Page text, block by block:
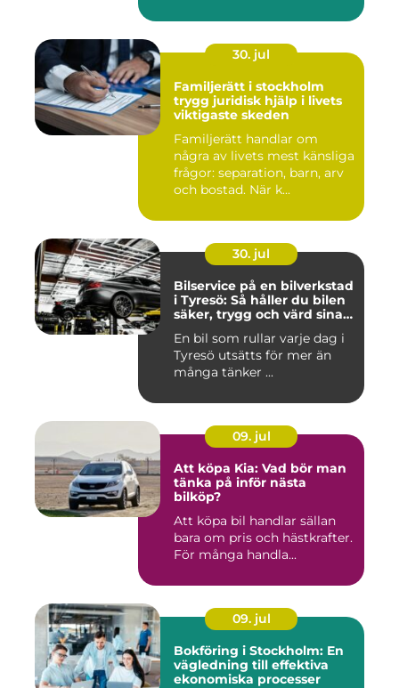
30. jul
Familjerätt i stockholm
trygg juridisk hjälp i livets
viktigaste skeden
Familjerätt handlar om
några av livets mest känsliga
frågor: separation, barn, arv
och bostad. När k...
30. jul
Bilservice på en bilverkstad
i Tyresö: Så håller du bilen
säker, trygg och värd sina
En bil som rullar varje dag i
Tyresö utsätts för mer än
många tänker ...
09. jul
Att köpa Kia: Vad bör man
tänka på inför nästa
bilköp?
Att köpa bil handlar sällan
bara om pris och hästkrafter.
För många handla...
09. jul
Bokföring i Stockholm: En
vägledning till effektiva
ekonomiska processer